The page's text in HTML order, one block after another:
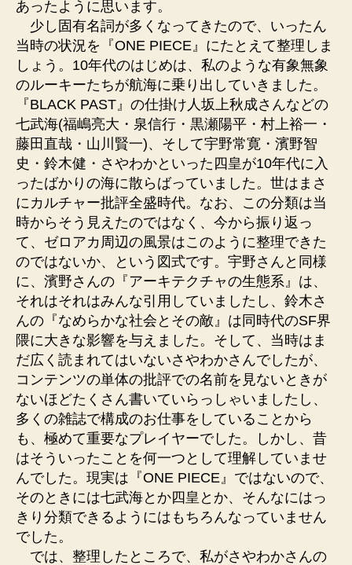
あったように思います。
少し固有名詞が多くなってきたので、いったん
当時の状況を『ONE PIECE』にたとえて整理しま
しょう。10年代のはじめは、私のような有象無象
のルーキーたちが航海に乗り出していきました。
『BLACK PAST』の仕掛け人坂上秋成さんなどの
七武海(福嶋亮大・泉信行・黒瀬陽平・村上裕一・
藤田直哉・山川賢一)、そして宇野常寛・濱野智
史・鈴木健・さやわかといった四皇が10年代に入
ったばかりの海に散らばっていました。世はまさ
にカルチャー批評全盛時代。なお、この分類は当
時からそう見えたのではなく、今から振り返っ
て、ゼロアカ周辺の風景はこのように整理できた
のではないか、という図式です。宇野さんと同様
に、濱野さんの『アーキテクチャの生態系』は、
それはそれはみんな引用していましたし、鈴木さ
んの『なめらかな社会とその敵』は同時代のSF界
隈に大きな影響を与えました。そして、当時はま
だ広く読まれてはいないさやわかさんでしたが、
コンテンツの単体の批評での名前を見ないときが
ないほどたくさん書いていらっしゃいましたし、
多くの雑誌で構成のお仕事をしていることから
も、極めて重要なプレイヤーでした。しかし、昔
はそういったことを何一つとして理解していませ
んでした。現実は『ONE PIECE』ではないので、
そのときには七武海とか四皇とか、そんなにはっ
きり分類できるようにはもちろんなっていません
でした。
では、整理したところで、私がさやわかさんの